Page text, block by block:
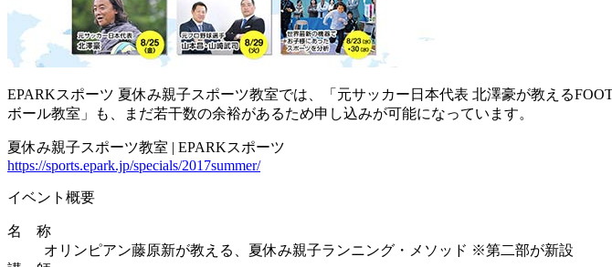
EPARKスポーツ 夏休み親子スポーツ教室では、「元サッカー日本代表 北澤豪が教える
ボール教室」も、まだ若干数の余裕があるため申し込みが可能になっています。
夏休み親子スポーツ教室 | EPARKスポーツ
https://sports.epark.jp/specials/2017summer/
イベント概要
名 称
オリンピアン藤原新が教える、夏休み親子ランニング・メソッド ※第二部が新設